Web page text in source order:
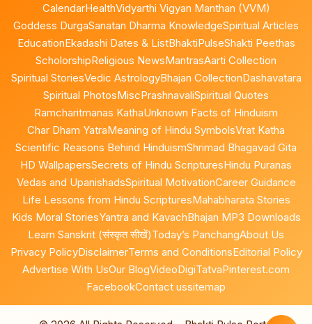
CalendarHealthVidyarthi Vigyan Manthan (VVM)
Goddess DurgaSanatan Dharma KnowledgeSpiritual Articles
EducationEkadashi Dates & ListBhaktiPulseShakti Peethas
ScholorshipReligious NewsMantrasAarti Collection
Spiritual StoriesVedic AstrologyBhajan CollectionDashavatara
Spiritual PhotosMiscPrashnavaliSpiritual Quotes
Ramcharitmanas KathaUnknown Facts of Hinduism
Char Dham YatraMeaning of Hindu SymbolsVrat Katha
Scientific Reasons Behind HinduismShrimad Bhagavad Gita
HD WallpapersSecrets of Hindu ScripturesHindu Puranas
Vedas and UpanishadsSpiritual MotivationCareer Guidance
Life Lessons from Hindu ScripturesMahabharata Stories
Kids Moral StoriesYantra and KavachBhajan MP3 Downloads
Learn Sanskrit (संस्कृत सीखें)Today’s PanchangAbout Us
Privacy PolicyDisclaimerTerms and ConditionsEditorial Policy
Advertise With UsOur BlogVideoDigiTatvaPinterest.com
FacebookContact ussitemap